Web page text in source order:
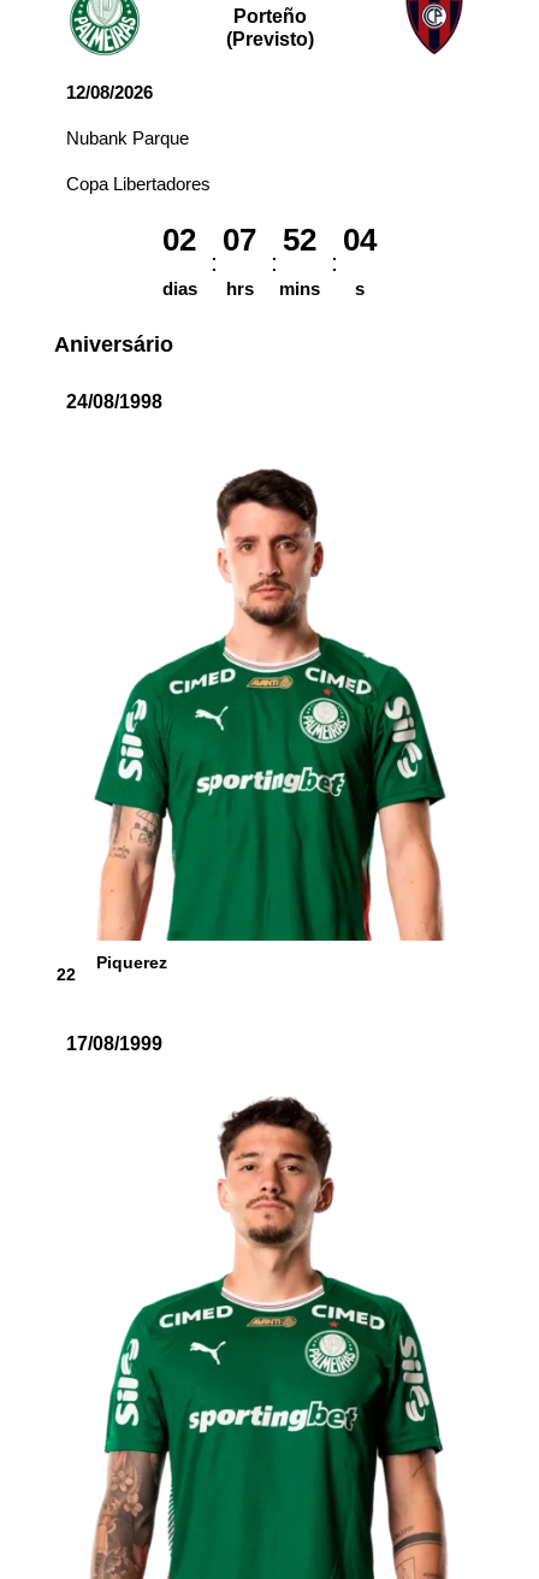
Porteño
(Previsto)
12/08/2026
Nubank Parque
Copa Libertadores
02
dias
07
hrs
52
mins
04
s
Aniversário
24/08/1998
22
Piquerez
17/08/1999